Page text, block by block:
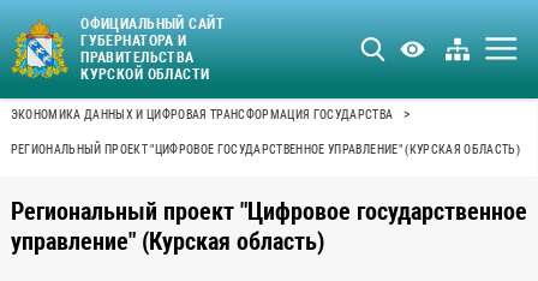
ОФИЦИАЛЬНЫЙ САЙТ
ГУБЕРНАТОРА И
ПРАВИТЕЛЬСТВА
КУРСКОЙ ОБЛАСТИ
ЭКОНОМИКА ДАННЫХ И ЦИФРОВАЯ ТРАНСФОРМАЦИЯ ГОСУДАРСТВА >
РЕГИОНАЛЬНЫЙ ПРОЕКТ "ЦИФРОВОЕ ГОСУДАРСТВЕННОЕ УПРАВЛЕНИЕ" (КУРСКАЯ ОБЛАСТЬ)
Региональный проект "Цифровое государственное
управление" (Курская область)